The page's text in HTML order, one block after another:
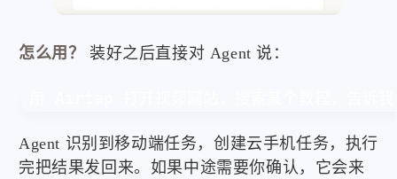
怎么用？ 装好之后直接对 Agent 说：
Agent 识别到移动端任务，创建云手机任务，执行
完把结果发回来。如果中途需要你确认，它会来